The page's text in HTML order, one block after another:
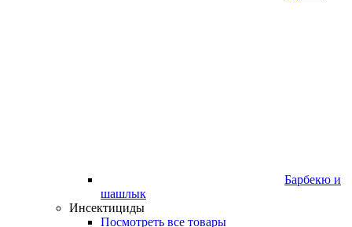
Барбекю и
шашлык
Инсектициды
Посмотреть все товары